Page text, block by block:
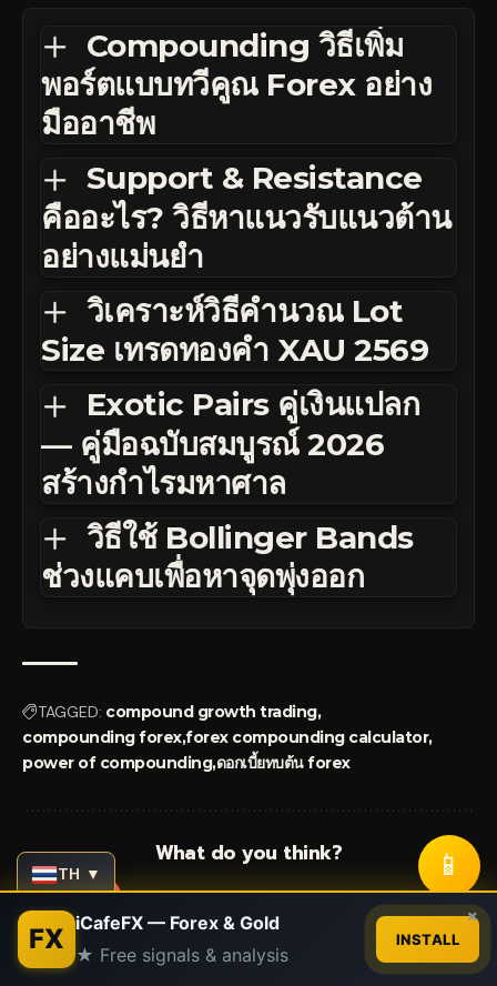
Compounding วิธีเพิ่ม
พอร์ตแบบทวีคูณ Forex อย่าง
มืออาชีพ
Support & Resistance
คืออะไร? วิธีหาแนวรับแนวต้าน
อย่างแม่นยำ
วิเคราะห์วิธีคำนวณ Lot
Size เทรดทองคำ XAU 2569
Exotic Pairs คู่เงินแปลก
— คู่มือฉบับสมบูรณ์ 2026
สร้างกำไรมหาศาล
วิธีใช้ Bollinger Bands
ช่วงแคบเพื่อหาจุดพุ่งออก
TAGGED: compound growth trading
compounding forexforex compounding calculator
power of compoundingดอกเบี้ยทบต้น forex
What do you think?
Love
0
Sad Happy Sleepy
0
Wink
0
TH ▼ 📱
FX iCafeFX — Forex & Gold
★ Free signals & analysis
INSTALL
×
Contact us
Open